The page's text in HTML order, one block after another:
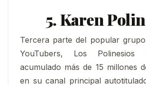
5. Karen
Tercera parte del popular
YouTubers, Los
acumulado más de 15 millones
en su canal principal